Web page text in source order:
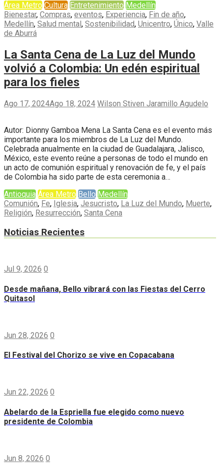
Área Metro Cultura Entretenimiento Medellín
Bienestar, Compras, eventos, Experiencia, Fin de año,
Medellín, Salud mental, Sostenibilidad, Unicentro, Único, Valle
de Aburrá
La Santa Cena de La Luz del Mundo
volvió a Colombia: Un edén espiritual
para los fieles
Ago 17, 2024Ago 18, 2024 Wilson Stiven Jaramillo Agudelo
Autor: Dionny Gamboa Mena La Santa Cena es el evento más
importante para los miembros de La Luz del Mundo.
Celebrada anualmente en la ciudad de Guadalajara, Jalisco,
México, este evento reúne a personas de todo el mundo en
un acto de comunión espiritual y renovación de fe, y el país
de Colombia ha sido parte de esta ceremonia a…
Antioquia Área Metro Bello Medellín
Comunión, Fe, Iglesia, Jesucristo, La Luz del Mundo, Muerte,
Religión, Resurrección, Santa Cena
Noticias Recientes
Jul 9, 2026 0
Desde mañana, Bello vibrará con las Fiestas del Cerro
Quitasol
Jun 28, 2026 0
El Festival del Chorizo se vive en Copacabana
Jun 22, 2026 0
Abelardo de la Espriella fue elegido como nuevo
presidente de Colombia
Jun 8, 2026 0